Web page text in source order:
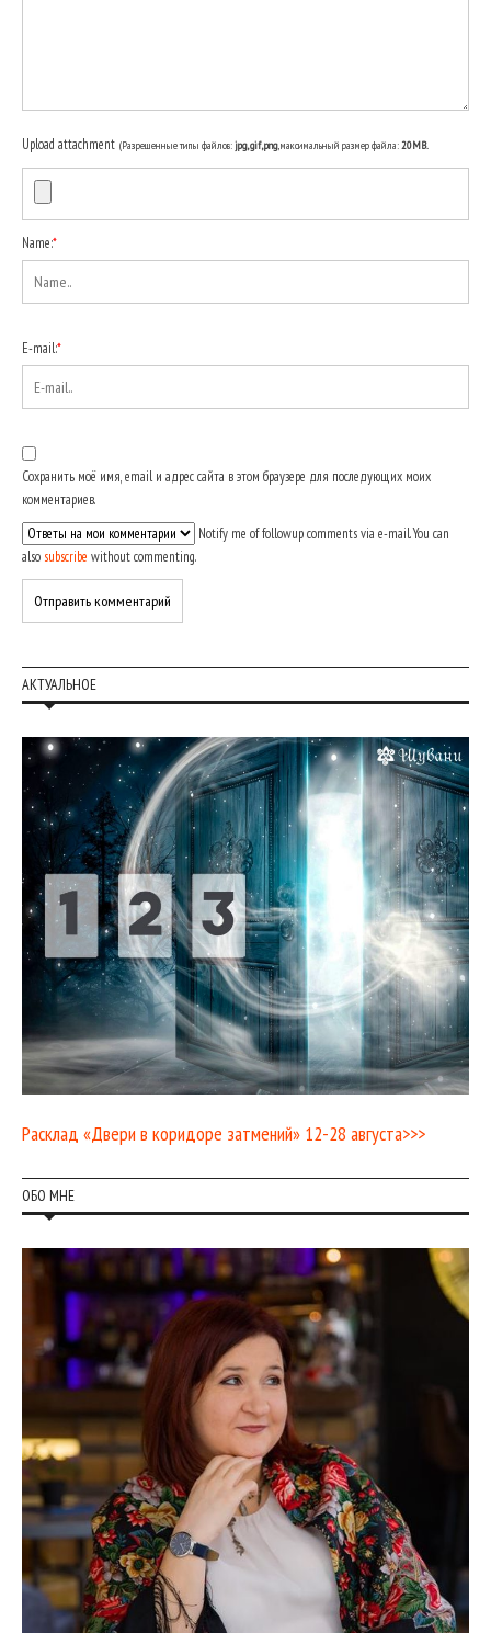
Upload attachment (Разрешенные типы файлов:jpg, gif, png, максимальный размер файла: 20MB.
Name:*
E-mail:*
Сохранить моё имя, email и адрес сайта в этом браузере для последующих моих
комментариев.
Notify me of followup comments via e-mail. You can
also subscribe without commenting.
АКТУАЛЬНОЕ
Расклад «Двери в коридоре затмений» 12-28 августа>>>
ОБО МНЕ